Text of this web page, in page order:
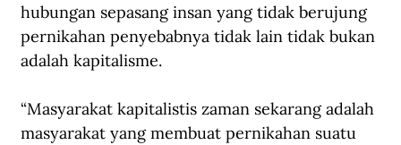
hubungan sepasang insan yang tidak berujung
pernikahan penyebabnya tidak lain tidak bukan
adalah kapitalisme.
“Masyarakat kapitalistis zaman sekarang adalah
masyarakat yang membuat pernikahan suatu